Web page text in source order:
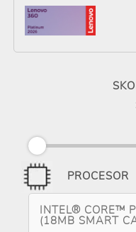
PROCESOR
INTEL® CORE™
(18MB SMART